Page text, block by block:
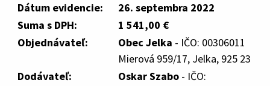
Dátum evidencie:
26. septembra 2022
Suma s DPH:
1 541,00 €
Objednávateľ:
Obec Jelka - IČO: 00306011
Mierová 959/17, Jelka, 925 23
Dodávateľ:
Oskar Szabo - IČO: